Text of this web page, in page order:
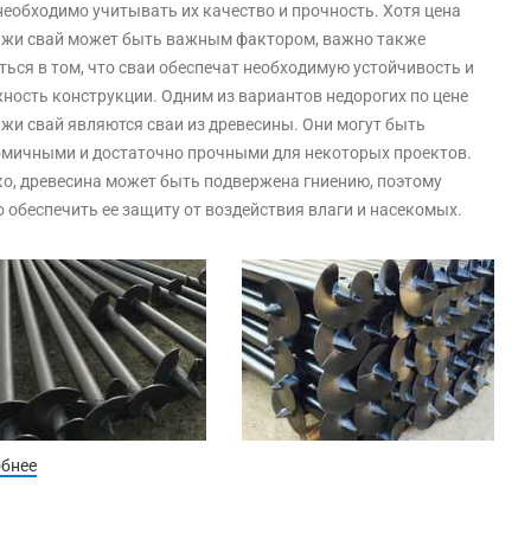
учитывать их качество и прочность. Хотя цена
свай может быть важным фактором, важно также
в том, что сваи обеспечат необходимую устойчивость и
конструкции. Одним из вариантов недорогих по цене
свай являются сваи из древесины. Они могут быть
и достаточно прочными для некоторых проектов.
древесина может быть подвержена гниению, поэтому
обеспечить ее защиту от воздействия влаги и насекомых.